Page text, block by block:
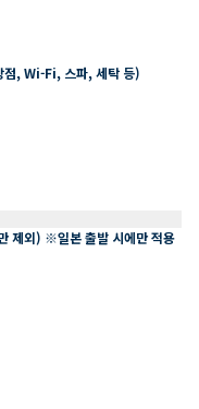
점, Wi-Fi, 스파, 세탁 등)
제외) ※일본 출발 시에만 적용